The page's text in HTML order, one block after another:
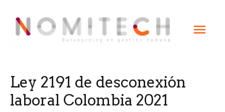
Ley 2191 de desconexión
laboral Colombia 2021